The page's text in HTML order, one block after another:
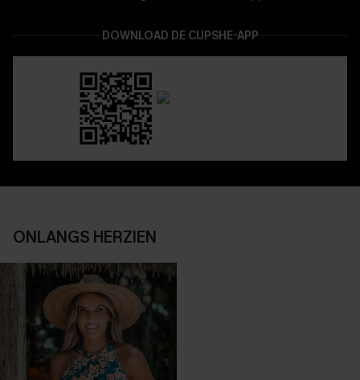
DOWNLOAD DE CUPSHE-APP
ONLANGS HERZIEN